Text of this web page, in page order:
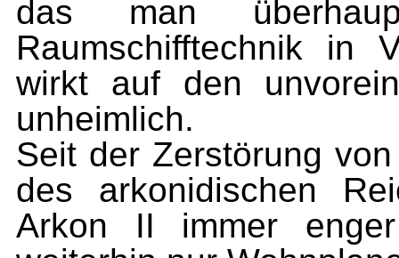
das man
Raumschifftechnik in
wirkt auf den
unheimlich.
Seit der Zerstörung
des arkonidischen
Arkon II immer